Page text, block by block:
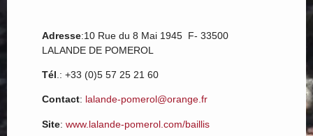
Adresse:10 Rue du 8 Mai 1945 F- 33500
LALANDE DE POMEROL
Tél .: +33 (0)5 57 25 21 60
Contact: lalande-pomerol@orange.fr
Site: www.lalande-pomerol.com/baillis